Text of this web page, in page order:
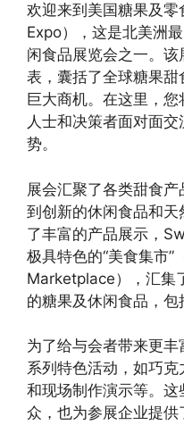
欢迎来到美国糖果及
Expo），这是北美洲
闲食品展览会之一。
表，囊括了全球糖果
巨大商机。在这里，
人士和决策者面对面
势。
展会汇聚了各类甜食
到创新的休闲食品和
了丰富的产品展示，
极具特色的“美食集市”
Marketplace），汇集
的糖果及休闲食品，包
为了给与会者带来更
系列特色活动，如巧
和现场制作演示等。
众，也为参展企业提